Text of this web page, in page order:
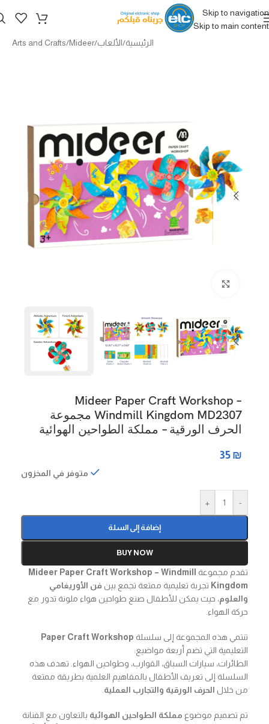
Skip to navigation
Skip to main content
الرئيسية/الألعاب/
Mideer
/
Arts and Crafts
Mideer Paper Craft Workshop –
Windmill Kingdom MD2307 مجموعة
الحرف الورقية – مملكة الطواحين الهوائية
35 ₪
متوفر في المخزون
-
+
إضافة إلى السلة
BUY NOW
تقدم مجموعة
Mideer Paper Craft Workshop – Windmill
Kingdom تجربة تعليمية ممتعة تجمع بين فن الأوريغامي
والعلوم، حيث يمكن للأطفال صنع طواحين هواء ملونة تدور مع
حركة الهواء.
تنتمي هذه المجموعة إلى سلسلة Paper Craft Workshop
التعليمية التي تضم أربعة مواضيع:
الطائرات، سيارات السباق، القوارب، وطواحين الهواء. تهدف هذه
السلسلة إلى تعريف الأطفال بالمفاهيم العلمية بطريقة ممتعة
من خلال الحرف الورقية والتجارب العملية
تم تصميم موضوع مملكة الطواحين الهوائية بالتعاون مع الفنانة